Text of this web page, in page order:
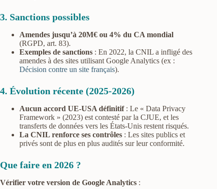
3. Sanctions possibles
Amendes jusqu’à 20M€ ou 4% du CA mondial
(RGPD, art. 83).
Exemples de sanctions : En 2022, la CNIL a infligé des
amendes à des sites utilisant Google Analytics (ex :
Décision contre un site français).
4. Évolution récente (2025-2026)
Aucun accord UE-USA définitif: Le « Data Privacy
Framework » (2023) est contesté par la CJUE, et les
transferts de données vers les États-Unis restent risqués.
La CNIL renforce ses contrôles : Les sites publics et
privés sont de plus en plus audités sur leur conformité.
Que faire en 2026 ?
Vérifier votre version de Google Analytics :